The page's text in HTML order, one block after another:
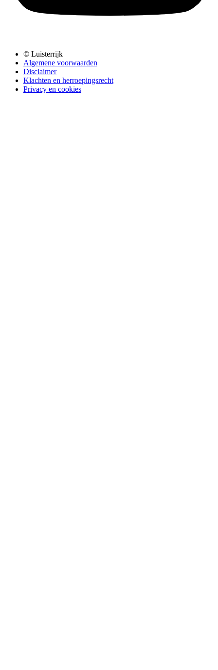
© Luisterrijk
Algemene voorwaarden
Disclaimer
Klachten en herroepingsrecht
Privacy en cookies